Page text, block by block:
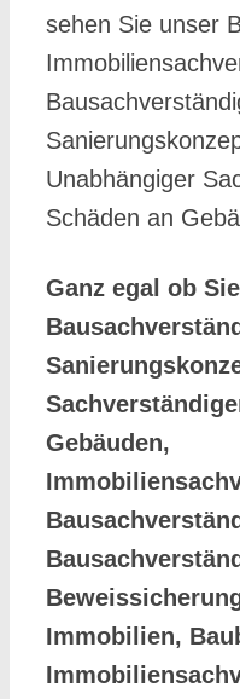
sehen Sie unser
Unabhängiger
Schäden an
Ganz egal ob
Gebäuden,
Immobilien,